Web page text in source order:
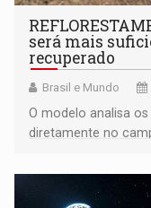
será mais
recuperado
Brasil e Mundo
O modelo analisa
diretamente no